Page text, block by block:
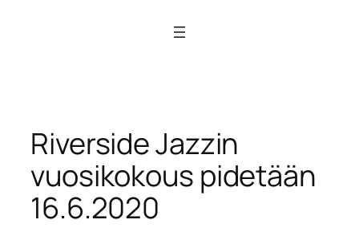
Riverside Jazzin
vuosikokous pidetään
16.6.2020